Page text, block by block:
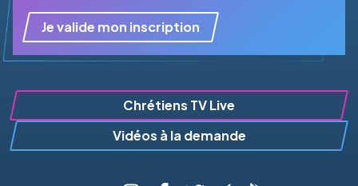
Je valide mon inscription
Chrétiens TV Live
Vidéos à la demande